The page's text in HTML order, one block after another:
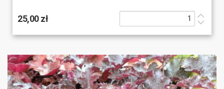
25,00 zł